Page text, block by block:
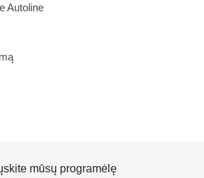
Autoline
mūsų programėlę